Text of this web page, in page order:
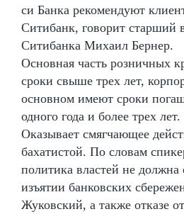
си Банка рекомендуют
Ситибанк, говорит старший
Ситибанка Михаил Бернер.
Основная часть розничных
сроки свыше трех лет,
основном имеют сроки
одного года и более трех лет.
Оказывает смягчающее
бахатистой. По словам
политика властей не должна
изъятии банковских
Жуковский, а также отказе